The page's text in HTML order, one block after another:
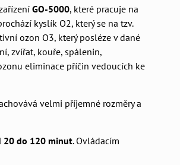
GO-5000, které pracuje na
kyslík O2, který se na tzv.
ozon O3, který posléze v dané
zvířat, kouře, spálenin,
eliminace příčin vedoucích ke
velmi příjemné rozměry a
20 do 120 minut. Ovládacím